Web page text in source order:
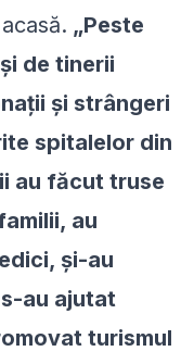
„Peste
de tinerii
și strângeri
spitalelor din
au făcut truse
au
și-au
au ajutat
turismul